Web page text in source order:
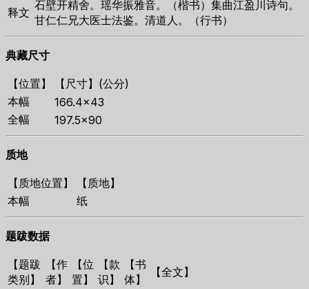
释文
石壁开精舍。瑶华振雅音。（楷书）集曲江盈川诗句。
甘仁仁兄大医士法鉴。清道人。（行书）
典藏尺寸
【位置】
【尺寸】(公分)
本幅
166.4×43
全幅
197.5×90
质地
【质地位置】
【质地】
本幅
纸
题跋数据
【题跋
类别】
【作
者】
【位
置】
【款
识】
【书
体】
【全文】